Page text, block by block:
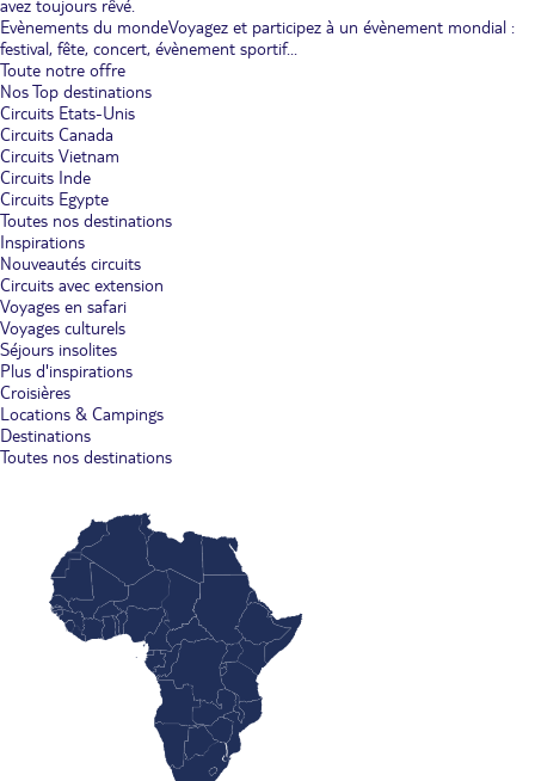
avez toujours rêvé.
Evènements du mondeVoyagez et participez à un évènement mondial :
festival, fête, concert, évènement sportif...
Toute notre offre
Nos Top destinations
Circuits Etats-Unis
Circuits Canada
Circuits Vietnam
Circuits Inde
Circuits Egypte
Toutes nos destinations
Inspirations
Nouveautés circuits
Circuits avec extension
Voyages en safari
Voyages culturels
Séjours insolites
Plus d'inspirations
Croisières
Locations & Campings
Destinations
Toutes nos destinations